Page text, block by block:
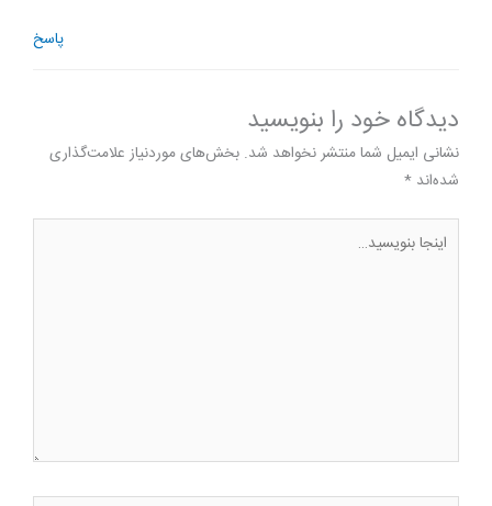
پاسخ
دیدگاه‌ خود را بنویسید
نشانی ایمیل شما منتشر نخواهد شد. بخش‌های موردنیاز علامت‌گذاری
شده‌اند *
اینجا
بنویسید…